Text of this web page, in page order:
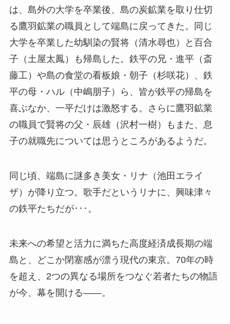
は、島外の大学を卒業後、島の炭鉱業を取り仕切
る鷹羽鉱業の職員として端島に戻ってきた。同じ
大学を卒業した幼馴染の賢将（清水尋也）と百合
子（土屋太鳳）も帰島した。鉄平の兄・進平（斎
藤工）や島の食堂の看板娘・朝子（杉咲花）、鉄
平の母・ハル（中嶋朋子）ら、皆が鉄平の帰島を
喜ぶなか、一平だけは激怒する。さらに鷹羽鉱業
の職員で賢将の父・辰雄（沢村一樹）もまた、息
子の就職先については思うところがあるようだ。
同じ頃、端島に謎多き美女・リナ（池田エライ
ザ）が降り立つ。歌手だというリナに、興味津々
の鉄平たちだが･･･。
未来への希望と活力に満ちた高度経済成長期の端
島と、どこか閉塞感が漂う現代の東京。70年の時
を超え、2つの異なる場所をつなぐ若者たちの物語
が今、幕を開ける――。